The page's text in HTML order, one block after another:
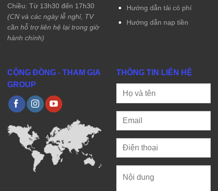
Chiều: Từ 13h30 đến 17h30
(CN và các ngày lễ nghỉ, TV
cần hỗ trợ liên hệ lại trong giờ
hành chính)
Hướng dẫn tải có phí
Hướng dẫn nạp tiền
CỘNG ĐỒNG - THAM GIA
GROUP
THÔNG TIN LIÊN HỆ